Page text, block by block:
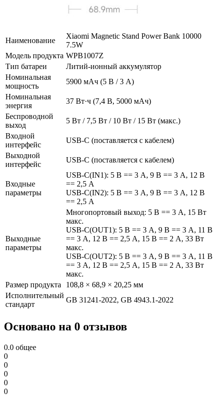
Наименование
Xiaomi Magnetic Stand Power Bank 10000
7.5W
Модель продукта WPB1007Z
Тип батареи
Литий-ионный аккумулятор
Номинальная
мощность
5900 мАч (5 В / 3 А)
Номинальная
энергия
37 Вт·ч (7,4 В, 5000 мАч)
Беспроводной
выход
5 Вт / 7,5 Вт / 10 Вт / 15 Вт (макс.)
Входной
интерфейс
USB-C (поставляется с кабелем)
Выходной
интерфейс
USB-C (поставляется с кабелем)
Входные
параметры
USB-C(IN1): 5 В == 3 А, 9 В == 3 А, 12 В
== 2,5 А
USB-C(IN2): 5 В == 3 А, 9 В == 3 А, 12 В
== 2,5 А
Выходные
параметры
Многопортовый выход: 5 В == 3 А, 15 Вт
макс.
USB-C(OUT1): 5 В == 3 А, 9 В == 3 А, 11 В
== 3 А, 12 В == 2,5 А, 15 В == 2 А, 33 Вт
макс.
USB-C(OUT2): 5 В == 3 А, 9 В == 3 А, 11 В
== 3 А, 12 В == 2,5 А, 15 В == 2 А, 33 Вт
макс.
Размер продукта
108,8 × 68,9 × 20,25 мм
Исполнительный
стандарт
GB 31241-2022, GB 4943.1-2022
Основано на 0 отзывов
0.0 общее
0
0
0
0
0